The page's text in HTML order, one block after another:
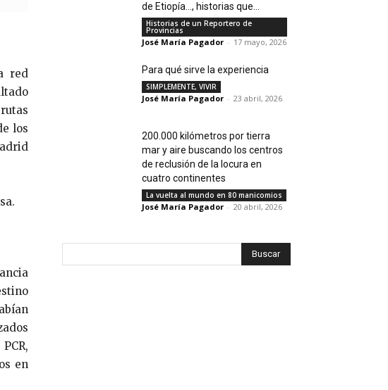
red
los
en
de Etiopía…, historias que...
Historias de un Reportero de
Provincias
José María Pagador - 17 mayo, 2026
Para qué sirve la experiencia
SIMPLEMENTE, VIVIR
José María Pagador - 23 abril, 2026
200.000 kilómetros por tierra
mar y aire buscando los centros
de reclusión de la locura en
cuatro continentes
La vuelta al mundo en 80 manicomios
José María Pagador - 20 abril, 2026
Buscar